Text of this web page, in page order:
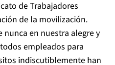
de Trabajadores
de la movilización.
en nuestra alegre y
empleados para
indiscutiblemente han